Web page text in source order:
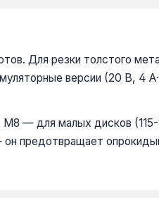
Для резки толстого
версии (20 В, 4
М8 — для малых дисков
предотвращает